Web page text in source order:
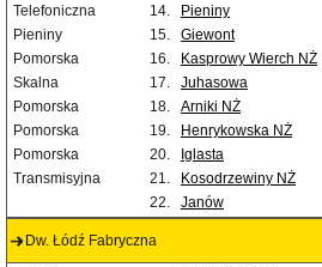
Telefoniczna
14. Pieniny
Pieniny
15. Giewont
Pomorska
16. Kasprowy Wierch NŻ
Skalna
17. Juhasowa
Pomorska
18. Arniki NŻ
Pomorska
19. Henrykowska NŻ
Pomorska
20. Iglasta
Transmisyjna
21. Kosodrzewiny NŻ
22.
Janów
Dw. Łódź Fabryczna